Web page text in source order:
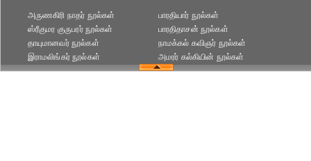
அருணகிரி நாதர் நூல்கள்
ஸ்ரீகுமர குருபரர் நூல்கள்
தாயுமானவர் நூல்கள்
இராமலிங்கர் நூல்கள்
பாரதியார் நூல்கள்
பாரதிதாசன் நூல்கள்
நாமக்கல் கவிஞர் நூல்கள்
அமரர் கல்கியின் நூல்கள்